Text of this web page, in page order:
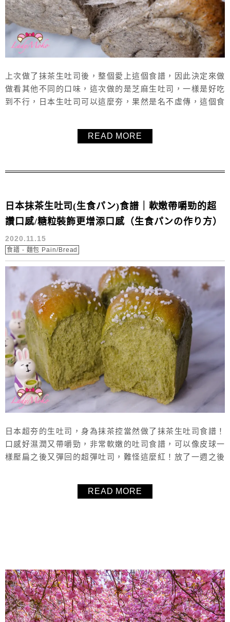
上次做了抹茶生吐司後，整個愛上這個食譜，因此決定來做
做看其他不同的口味，這次做的是芝麻生吐司，一樣是好吃
到不行，日本生吐司可以這麼夯，果然是名不虛傳，這個食
司，真是好好吃，推薦給大家。
READ MORE
日本抹茶生吐司(生食パン)食譜｜軟嫩帶嚼勁的超
讚口感/糖粒裝飾更增添口感（生食パンの作り方）
2020.11.15
食譜 - 麵包 Pain/Bread
日本超夯的生吐司，身為抹茶控當然做了抹茶生吐司食譜！
口感好濕潤又帶嚼勁，非常軟嫩的吐司食譜，可以像皮球一
樣壓扁之後又彈回的超彈吐司，難怪這麼紅！放了一週之後
一做再做的超棒食譜。而且奶油和糖的含量都相當低。
READ MORE
About